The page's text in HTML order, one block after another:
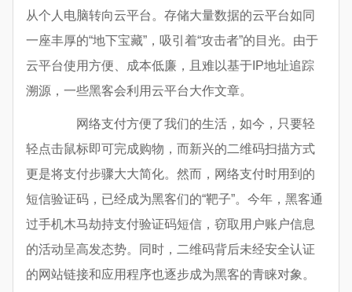
从个人电脑转向云平台。存储大量数据的云平台如同
一座丰厚的“地下宝藏”，吸引着“攻击者”的目光。由于
云平台使用方便、成本低廉，且难以基于IP地址追踪
溯源，一些黑客会利用云平台大作文章。
网络支付方便了我们的生活，如今，只要轻
轻点击鼠标即可完成购物，而新兴的二维码扫描方式
更是将支付步骤大大简化。然而，网络支付时用到的
短信验证码，已经成为黑客们的“靶子”。今年，黑客通
过手机木马劫持支付验证码短信，窃取用户账户信息
的活动呈高发态势。同时，二维码背后未经安全认证
的网站链接和应用程序也逐步成为黑客的青睐对象。